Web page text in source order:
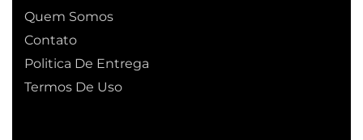
Quem Somos
Contato
Politica De Entrega
Termos De Uso